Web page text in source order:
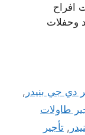
افراح
وحفلات
دي جي بنيدر ,
طاولات
, تأجير